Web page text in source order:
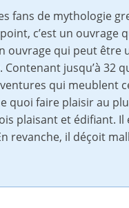
fans de mythologie
c’est un ouvrage
ouvrage qui peut
jusqu’à 32
qui meublent
quoi faire plaisir au
plaisant et édifiant.
revanche, il déçoit